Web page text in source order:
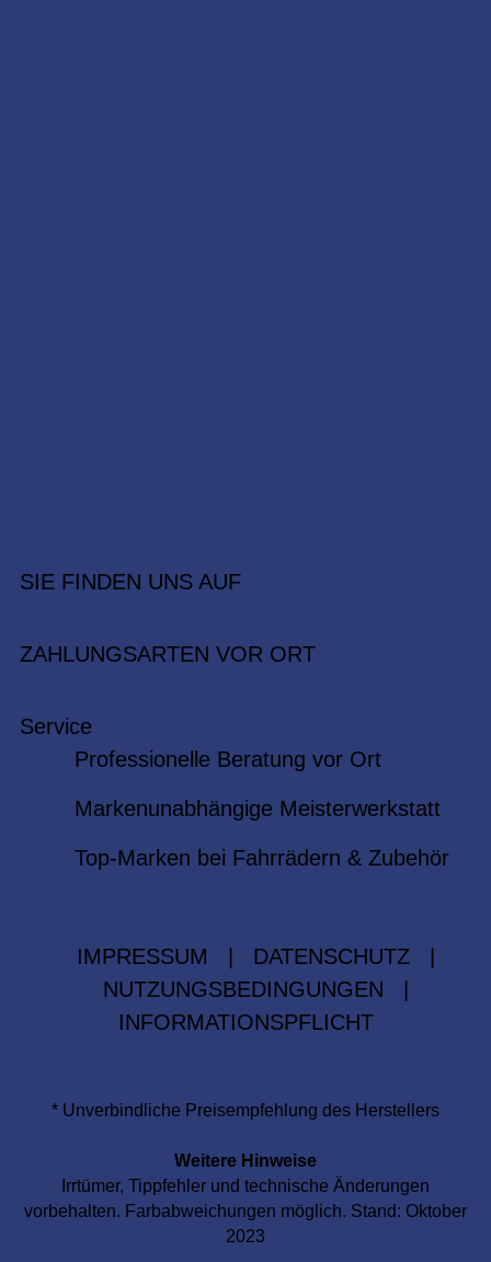
SIE FINDEN UNS AUF
ZAHLUNGSARTEN VOR ORT
Service
Professionelle Beratung vor Ort
Markenunabhängige Meisterwerkstatt
Top-Marken bei Fahrrädern & Zubehör
IMPRESSUM DATENSCHUTZ
NUTZUNGSBEDINGUNGEN
INFORMATIONSPFLICHT
* Unverbindliche Preisempfehlung des Herstellers
Weitere Hinweise
Irrtümer, Tippfehler und technische Änderungen
vorbehalten. Farbabweichungen möglich. Stand: Oktober
2023